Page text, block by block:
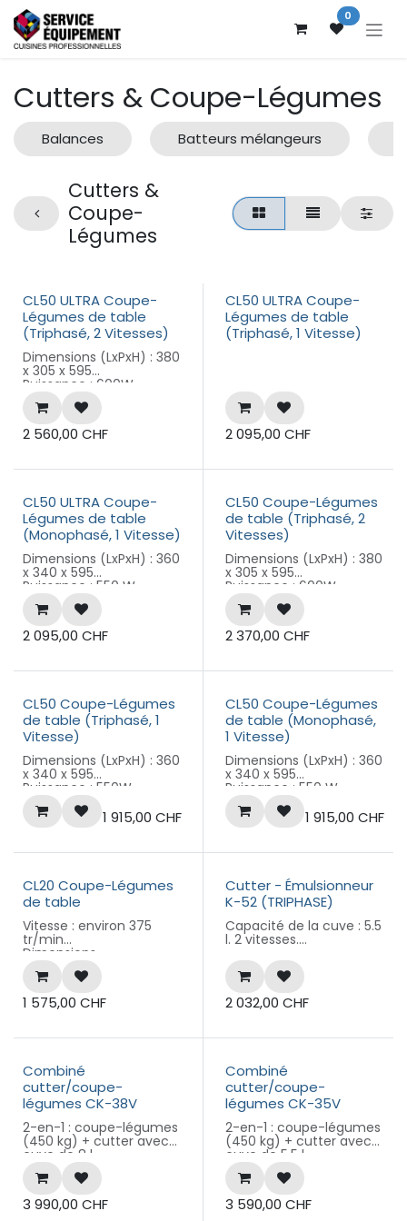
Se rendre au contenu 0
Cutters & Coupe-Légumes
Balances Batteurs mélangeurs
Cutters &
Coupe-
Légumes
CL50 ULTRA Coupe-
Légumes de table
(Triphasé, 2 Vitesses)
Dimensions (LxPxH) : 380
x 305 x 595
Puissance : 600W
Alimentation : 400 V
triphasé
2 560,00 CHF
CL50 ULTRA Coupe-
Légumes de table
(Triphasé, 1 Vitesse)
2 095,00 CHF
CL50 ULTRA Coupe-
Légumes de table
(Monophasé, 1 Vitesse)
Dimensions (LxPxH) : 360
x 340 x 595
Puissance : 550 W
Alimentation : 230 V
monophasé
2 095,00 CHF
CL50 Coupe-Légumes
de table (Triphasé, 2
Vitesses)
Dimensions (LxPxH) : 380
x 305 x 595
Puissance : 600W
Alimentation : 400 V
triphasé
2 370,00 CHF
CL50 Coupe-Légumes
de table (Triphasé, 1
Vitesse)
Dimensions (LxPxH) : 360
x 340 x 595
Puissance : 550W
Alimentation : 400 V
triphasé 1 915,00 CHF
CL50 Coupe-Légumes
de table (Monophasé,
1 Vitesse)
Dimensions (LxPxH) : 360
x 340 x 595
Puissance : 550 W
Alimentation : 230 V
monophasé 1 915,00 CHF
CL20 Coupe-Légumes
de table
Vitesse : environ 375
tr/min
Dimensions
approximatives (LxPxH) :
325 x 310 x 570
1 575,00 CHF
Cutter - Émulsionneur
K-52 (TRIPHASE)
Capacité de la cuve : 5.5
l. 2 vitesses.
Ligne ACTIVE Heavy
Duty. Bloc-moteur à 2
vitesses + cuve cutter
de 5.5 l avec lames
mm : 286x387x439
Poids (kg) : 21.6kg
Puissance (kW) : 0.9 - 1.5
Alimentation : 400 V / 50
Hz / 3 - 2.7/3.4A
Fiche T15
2 032,00 CHF
Combiné
cutter/coupe-
légumes CK-38V
2-en-1 : coupe-légumes
(450 kg) + cutter avec
cuve de 8 l.
Il est composé d'un bloc
moteur à vitesse
variable, tête universelle
3 990,00 CHF
Combiné
cutter/coupe-
légumes CK-35V
2-en-1 : coupe-légumes
(450 kg) + cutter avec
cuve de 5.5 l.
Il est composé d'un bloc
moteur à vitesse
variable, tête universelle
3 590,00 CHF